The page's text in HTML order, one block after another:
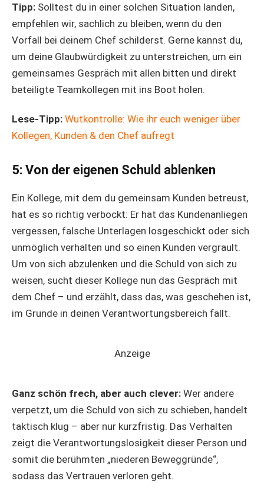
Tipp: Solltest du in einer solchen Situation landen,
empfehlen wir, sachlich zu bleiben, wenn du den
Vorfall bei deinem Chef schilderst. Gerne kannst du,
um deine Glaubwürdigkeit zu unterstreichen, um ein
gemeinsames Gespräch mit allen bitten und direkt
beteiligte Teamkollegen mit ins Boot holen.
Lese-Tipp: Wutkontrolle: Wie ihr euch weniger über
Kollegen, Kunden & den Chef aufregt
5: Von der eigenen Schuld ablenken
Ein Kollege, mit dem du gemeinsam Kunden betreust,
hat es so richtig verbockt: Er hat das Kundenanliegen
vergessen, falsche Unterlagen losgeschickt oder sich
unmöglich verhalten und so einen Kunden vergrault.
Um von sich abzulenken und die Schuld von sich zu
weisen, sucht dieser Kollege nun das Gespräch mit
dem Chef – und erzählt, dass das, was geschehen ist,
im Grunde in deinen Verantwortungsbereich fällt.
Anzeige
Ganz schön frech, aber auch clever: Wer andere
verpetzt, um die Schuld von sich zu schieben, handelt
taktisch klug – aber nur kurzfristig. Das Verhalten
zeigt die Verantwortungslosigkeit dieser Person und
somit die berühmten „niederen Beweggründe“,
sodass das Vertrauen verloren geht.